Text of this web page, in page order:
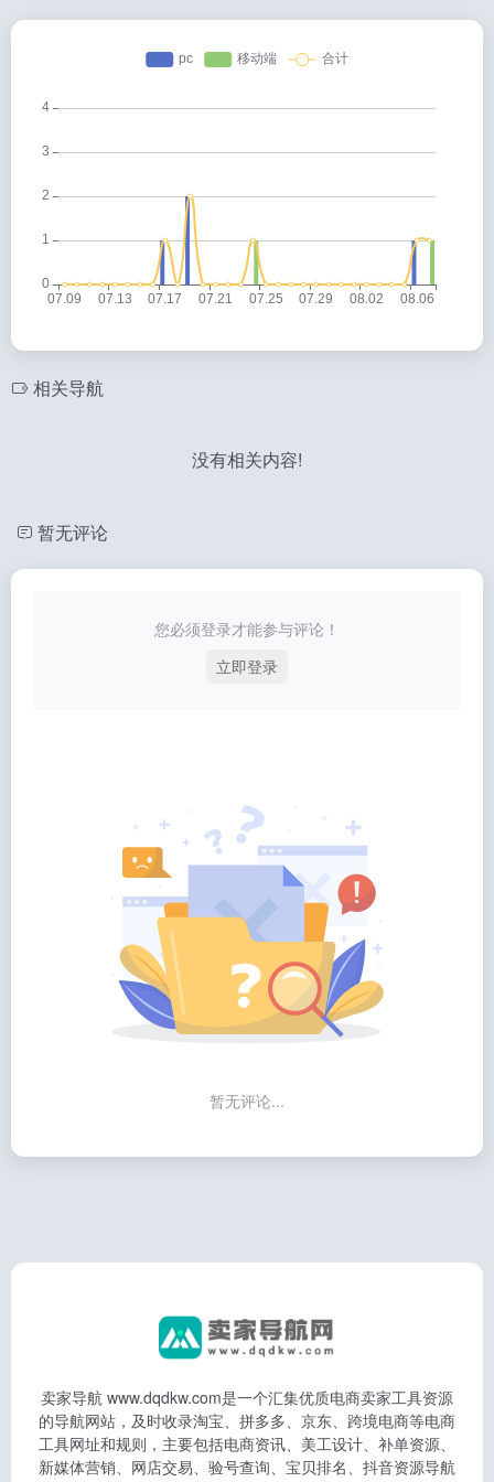
相关导航
没有相关内容!
暂无评论
您必须登录才能参与评论！
立即登录
暂无评论...
卖家导航 www.dqdkw.com是一个汇集优质电商卖家工具资源
的导航网站，及时收录淘宝、拼多多、京东、跨境电商等电商
工具网址和规则，主要包括电商资讯、美工设计、补单资源、
新媒体营销、网店交易、验号查询、宝贝排名、抖音资源导航